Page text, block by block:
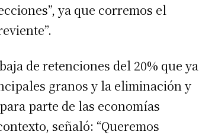
ya que corremos el
de retenciones del 20% que ya
granos y la eliminación y
parte de las economías
señaló: “Queremos